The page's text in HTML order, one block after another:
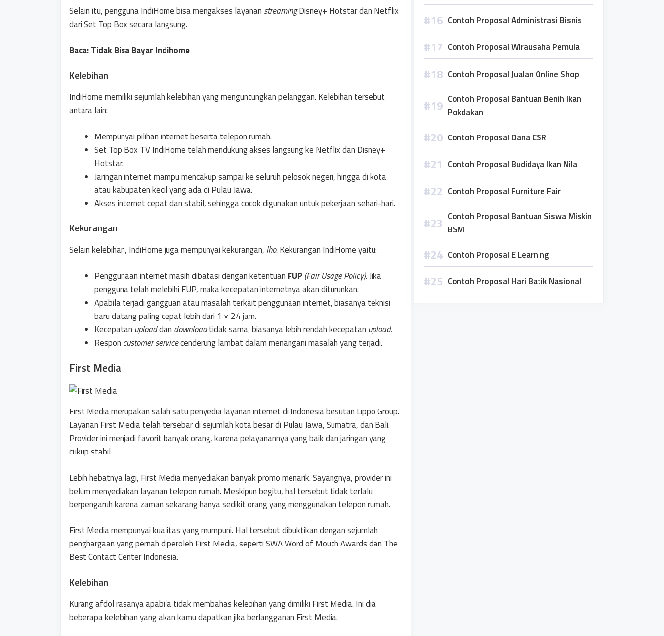
Selain itu, pengguna IndiHome bisa mengakses layanan streamingDisney+ Hotstar dan Netflix
dari Set Top Box secara langsung.
Baca: Tidak Bisa Bayar Indihome
Kelebihan
IndiHome memiliki sejumlah kelebihan yang menguntungkan pelanggan. Kelebihan tersebut
antara lain:
Mempunyai pilihan internet beserta telepon rumah.
Set Top Box TV IndiHome telah mendukung akses langsung ke Netflix dan Disney+
Hotstar.
Jaringan internet mampu mencakup sampai ke seluruh pelosok negeri, hingga di kota
atau kabupaten kecil yang ada di Pulau Jawa.
Akses internet cepat dan stabil, sehingga cocok digunakan untuk pekerjaan sehari-hari.
Kekurangan
Selain kelebihan, IndiHome juga mempunyai kekurangan, lho.Kekurangan IndiHome yaitu:
Penggunaan internet masih dibatasi dengan ketentuan FUP(Fair Usage Policy).Jika
pengguna telah melebihi FUP, maka kecepatan internetnya akan diturunkan.
Apabila terjadi gangguan atau masalah terkait penggunaan internet, biasanya teknisi
baru datang paling cepat lebih dari 1 × 24 jam.
Kecepatan uploaddan downloadtidak sama, biasanya lebih rendah kecepatan upload.
Respon customer servicecenderung lambat dalam menangani masalah yang terjadi.
First Media
First Media merupakan salah satu penyedia layanan internet di Indonesia besutan Lippo Group.
Layanan First Media telah tersebar di sejumlah kota besar di Pulau Jawa, Sumatra, dan Bali.
Provider ini menjadi favorit banyak orang, karena pelayanannya yang baik dan jaringan yang
cukup stabil.
Lebih hebatnya lagi, First Media menyediakan banyak promo menarik. Sayangnya, provider ini
belum menyediakan layanan telepon rumah. Meskipun begitu, hal tersebut tidak terlalu
berpengaruh karena zaman sekarang hanya sedikit orang yang menggunakan telepon rumah.
First Media mempunyai kualitas yang mumpuni. Hal tersebut dibuktikan dengan sejumlah
penghargaan yang pernah diperoleh First Media, seperti SWA Word of Mouth Awards dan The
Best Contact Center Indonesia.
Kelebihan
Kurang afdol rasanya apabila tidak membahas kelebihan yang dimiliki First Media. Ini dia
beberapa kelebihan yang akan kamu dapatkan jika berlangganan First Media.
Contoh Proposal Administrasi Bisnis
Contoh Proposal Wirausaha Pemula
Contoh Proposal Jualan Online Shop
Contoh Proposal Bantuan Benih Ikan
Pokdakan
Contoh Proposal Dana CSR
Contoh Proposal Budidaya Ikan Nila
Contoh Proposal Furniture Fair
Contoh Proposal Bantuan Siswa Miskin
BSM
Contoh Proposal E Learning
Contoh Proposal Hari Batik Nasional